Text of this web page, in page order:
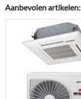
Aanbevolen artikelen: